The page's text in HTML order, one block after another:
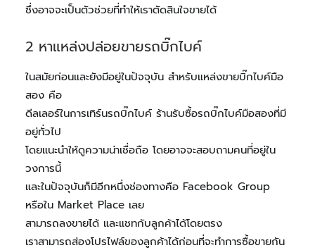
ซึ่งอาจจะเป็นตัวช่วยที่ทำให้เราตัดสินใจขายได้
2 หาแหล่งปล่อยขายรถบิ๊กไบค์
ในสมัยก่อนและยังมีอยู่ในปัจจุบัน สำหรับแหล่งขายบิ๊กไบค์มือ
สอง คือ
ดีลเลอร์ในการเทิร์นรถบิ๊กไบค์ ร้านรับซื้อรถบิ๊กไบค์มือสองที่มี
อยู่ทั่วไป
โดยแนะนำให้ดูความน่าเชื่อถือ โดยอาจจะสอบถามคนที่อยู่ใน
วงการนี้
และในปัจจุบันก็มีอีกหนึ่งช่องทางคือ Facebook Group
หรือใน Market Place เลย
สามารถลงขายได้ และแชทกับลูกค้าได้โดยตรง
เราสามารถส่องโปรไฟล์ของลูกค้าได้ก่อนที่จะทำการซื้อขายกัน